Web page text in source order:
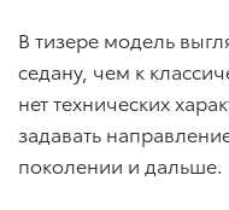
В тизере модель
седану, чем к
нет технических
задавать
поколении и дальше.